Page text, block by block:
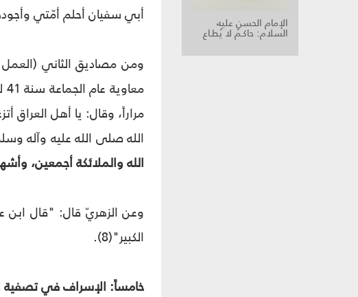
الإمام الحسن عليه
السلام: حاكـمٌ لا يُطـاع
أبي سفيان أحلم أمّتي وأجودها"(6)، "وصاحب سرّي معاوية بن
ومن مصاديق الثاني
مراراً، وقال: يا أهل
الله صلى الله عليه وآله
الله والملائكة أجمعين،
وعن الزهريّ قال: "قال ابن
الكبير"(8).
خامساً: الإسراف في تصفية